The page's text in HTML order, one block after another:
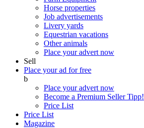
Horse properties
Job advertisements
Livery yards
Equestrian vacations
Other animals
Place your advert now
Sell
Place your ad for free
b
Place your advert now
Become a Premium SellerTipp!
Price List
Price List
Magazine